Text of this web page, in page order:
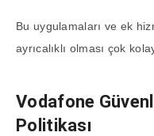
Bu uygulamaları ve ek
ayrıcalıklı olması çok
Vodafone
Politikası